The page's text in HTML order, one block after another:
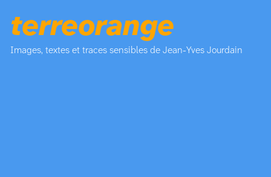
terreorange
Images, textes et traces sensibles de Jean-Yves Jourdain